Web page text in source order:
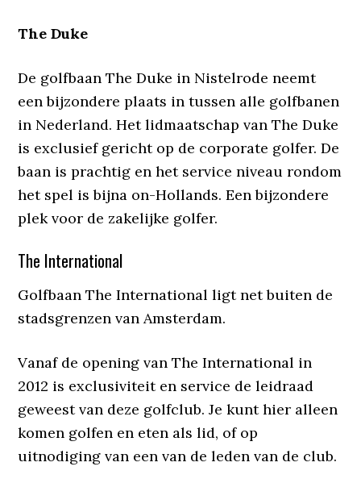
The Duke
De golfbaan The Duke in Nistelrode neemt
een bijzondere plaats in tussen alle golfbanen
in Nederland. Het lidmaatschap van The Duke
is exclusief gericht op de corporate golfer. De
baan is prachtig en het service niveau rondom
het spel is bijna on-Hollands. Een bijzondere
plek voor de zakelijke golfer.
The International
Golfbaan The International ligt net buiten de
stadsgrenzen van Amsterdam.
Vanaf de opening van The International in
2012 is exclusiviteit en service de leidraad
geweest van deze golfclub. Je kunt hier alleen
komen golfen en eten als lid, of op
uitnodiging van een van de leden van de club.